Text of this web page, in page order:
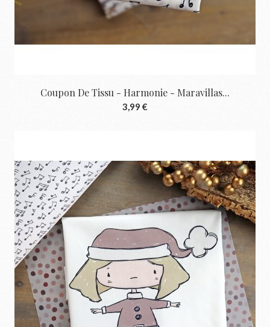
Coupon De Tissu - Harmonie - Maravillas...
3,99 €